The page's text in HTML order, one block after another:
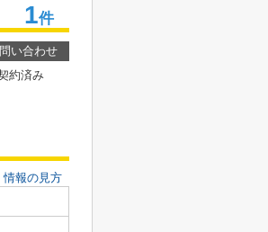
1件
い合わせ
約済み
情報の見方